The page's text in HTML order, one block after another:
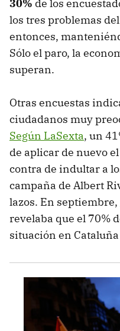
30% de los
los tres problemas
entonces,
Sólo el paro, la
superan.
Otras encuestas
ciudadanos muy
Según LaSexta, un
de aplicar de nuevo
contra de indultar a
campaña de Albert
lazos. En septiembre,
revelaba que el 70%
situación en